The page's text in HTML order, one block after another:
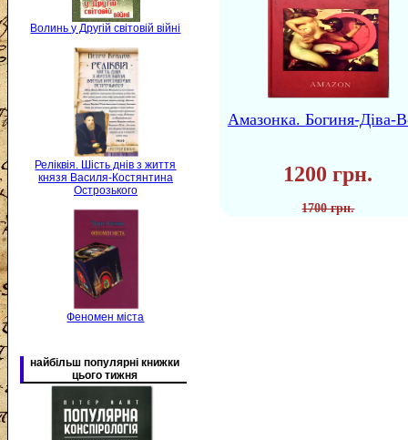
Волинь у Другій світовій війні
Реліквія. Шість днів з життя
князя Василя-Костянтина
Острозького
Феномен міста
найбільш популярні книжки
цього тижня
Амазонка. Богиня-Діва-
1200 грн.
1700 грн.